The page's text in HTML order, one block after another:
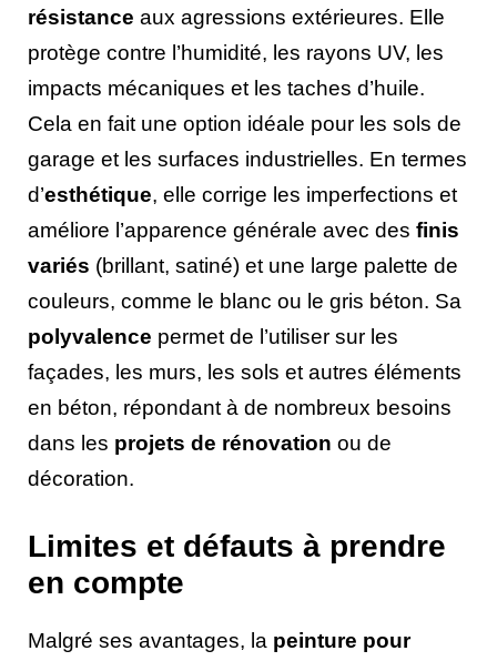
résistance aux agressions extérieures. Elle
protège contre l’humidité, les rayons UV, les
impacts mécaniques et les taches d’huile.
Cela en fait une option idéale pour les sols de
garage et les surfaces industrielles. En termes
d’esthétique, elle corrige les imperfections et
améliore l’apparence générale avec des finis
variés (brillant, satiné) et une large palette de
couleurs, comme le blanc ou le gris béton. Sa
polyvalence permet de l’utiliser sur les
façades, les murs, les sols et autres éléments
en béton, répondant à de nombreux besoins
dans les projets de rénovation ou de
décoration.
Limites et défauts à prendre
en compte
Malgré ses avantages, la peinture pour